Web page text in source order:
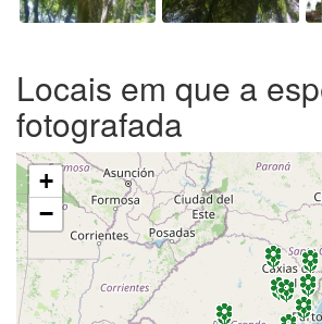
Locais em que a
fotografada
+
−